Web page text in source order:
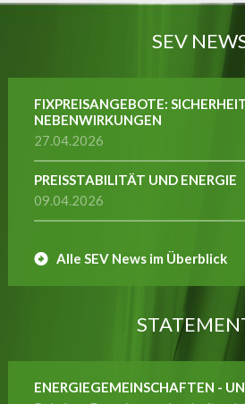
SEV
FIXPREISANGEBOTE:
NEBENWIRKUNGEN
27.04.2026
PREISSTABILITÄT UND ENERGIE
09.04.2026
Alle SEV News im Überblick
ENERGIEGEMEINSCHAFTEN -